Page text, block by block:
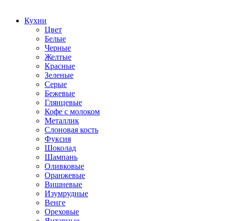
Кухни
Цвет
Белые
Черные
Желтые
Красные
Зеленые
Серые
Бежевые
Глянцевые
Кофе с молоком
Металлик
Слоновая кость
Фуксия
Шоколад
Шампань
Оливковые
Оранжевые
Вишневые
Изумрудные
Венге
Ореховые